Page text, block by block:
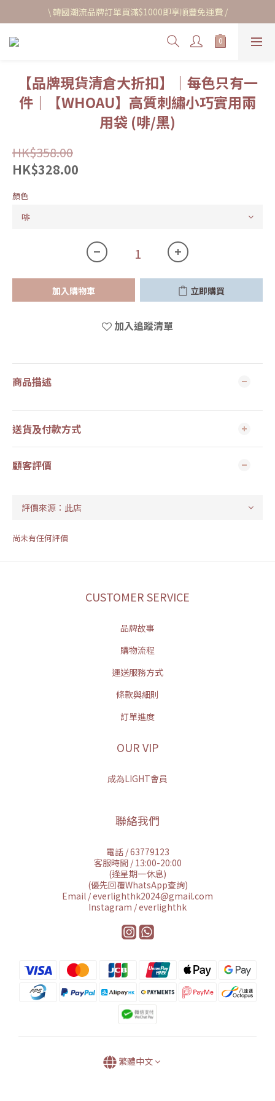
\ 韓國潮流品牌訂單買滿$1000即享順豐免運費 /
【品牌現貨清倉大折扣】｜每色只有一
件｜【WHOAU】高質刺繡小巧實用兩
用袋 (啡/黑)
HK$358.00
HK$328.00
顏色
加入購物車 立即購買
加入追蹤清單
商品描述
送貨及付款方式
顧客評價
尚未有任何評價
CUSTOMER SERVICE
品牌故事
購物流程
運送服務方式
條款與細則
訂單進度
OUR VIP
成為LIGHT會員
聯絡我們
電話 / 63779123
客服時間 / 13:00-20:00
(逢星期一休息)
(優先回覆WhatsApp查詢)
Email / everlighthk2024@gmail.com
Instagram / everlighthk
繁體中文